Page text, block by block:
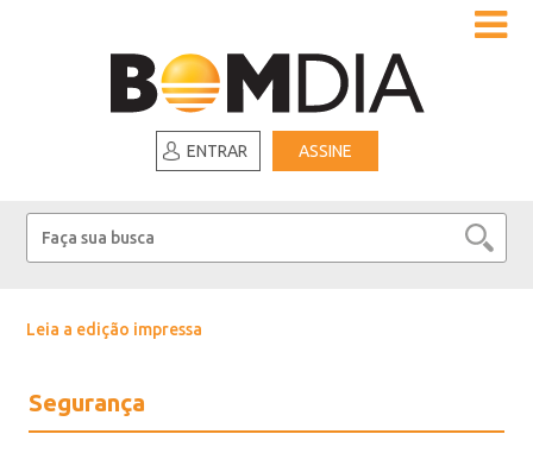
ENTRAR ASSINE
Leia a edição impressa
Segurança